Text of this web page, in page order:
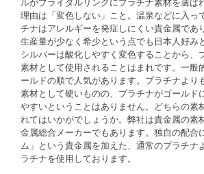
ルがブライダルリングにプラチナ素材を選ば
理由は「変色しない」こと。温泉などに入っ
チナはアレルギーを発症しにくい貴金属であ
生産量が少なく希少という点でも日本人好み
シルバーは酸化しやすく変色することから、
素材として使用されることはまれです。一般
ールドの順で人気があります。プラチナより
素材として硬いものの、プラチナがゴールド
やすいということはありません。どちらの素
れてはいかがでしょうか。弊社は貴金属の素
金属総合メーカーでもあります。独自の配合
ム」という貴金属を加えた、通常のプラチナ
ラチナを使用しております。